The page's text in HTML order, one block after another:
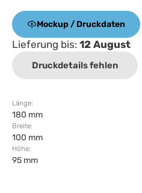
Mockup / Druckdaten
Lieferung bis: 12 August
Druckdetails fehlen
Länge:
180 mm
Breite:
100 mm
Höhe:
95 mm